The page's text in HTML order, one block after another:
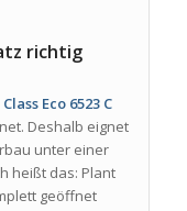
richtig
Eco 6523 C
Deshalb eignet
unter einer
heißt das: Plant
geöffnet